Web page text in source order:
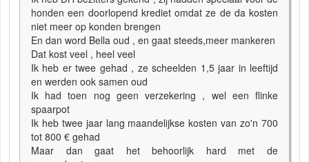
honden een doorlopend krediet omdat ze de da kosten
niet meer op konden brengen
En dan word Bella oud , en gaat steeds,meer mankeren
Dat kost veel , heel veel
Ik heb er twee gehad , ze scheelden 1,5 jaar in leeftijd
en werden ook samen oud
Ik had toen nog geen verzekering , wel een flinke
spaarpot
Ik heb twee jaar lang maandelijkse kosten van zo'n 700
tot 800 € gehad
Maar dan gaat het behoorlijk hard met de